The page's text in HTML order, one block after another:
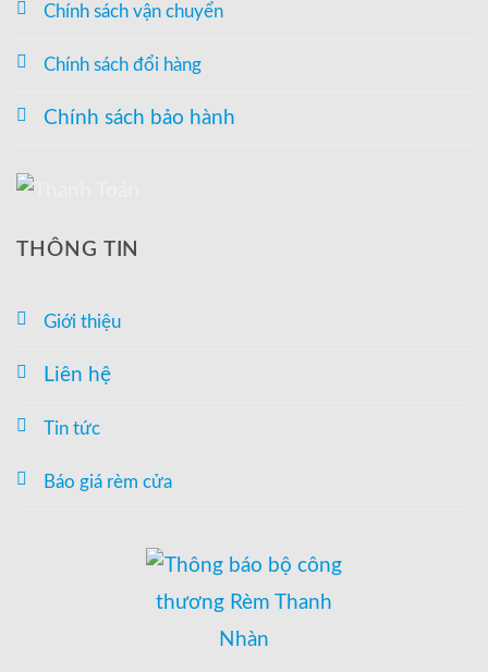
Chính sách vận chuyển
Chính sách đổi hàng
Chính sách bảo hành
THÔNG TIN
Giới thiệu
Liên hệ
Tin tức
Báo giá rèm cửa